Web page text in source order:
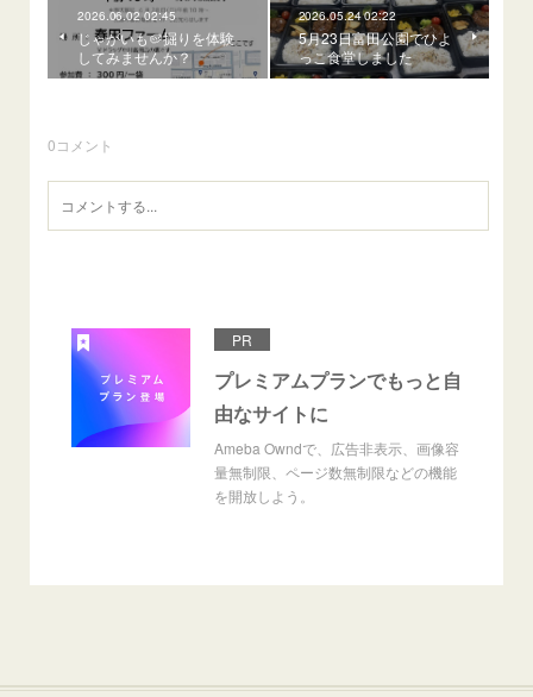
2026.06.02 02:45
じゃがいも🥔掘りを体験
してみませんか？
2026.05.24 02:22
5月23日富田公園でひよ
っこ食堂しました
0コメント
PR
プレミアムプランでもっと自
由なサイトに
Ameba Owndで、広告非表示、画像容
量無制限、ページ数無制限などの機能
を開放しよう。